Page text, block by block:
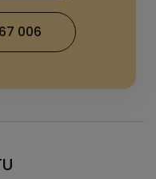
006